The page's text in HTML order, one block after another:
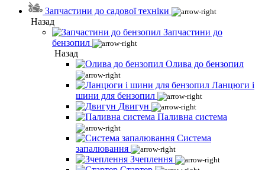
Запчастини до садової техніки
Назад
Запчастини до
бензопил
Назад
Олива до бензопил
Ланцюги і
шини для бензопил
Двигун
Паливна система
Система
запалювання
Зчеплення